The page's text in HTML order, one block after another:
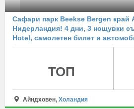
Сафари парк Beekse Bergen край
Нидерландия! 4 дни, 3 нощувки
Hotel, самолетен билет и
ТОП
Айндховен,Холандия